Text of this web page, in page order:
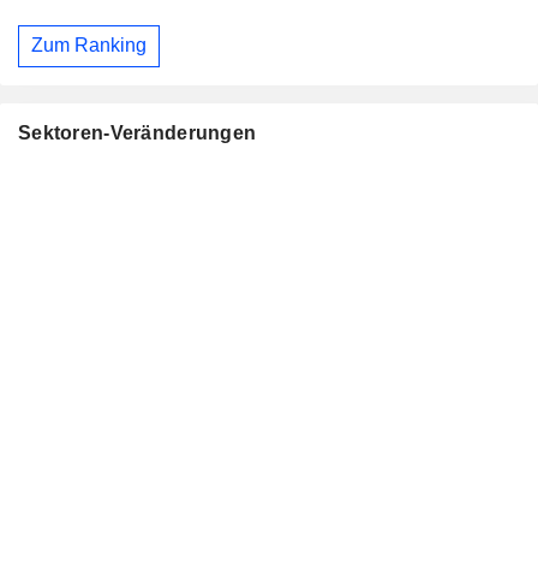
Zum Ranking
Sektoren-Veränderungen